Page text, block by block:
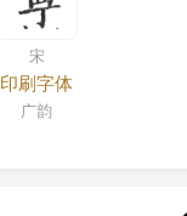
宋
印刷字体
广韵